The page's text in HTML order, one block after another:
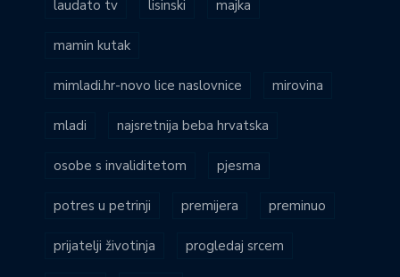
laudato tv lisinski majka
mamin kutak
mimladi.hr-novo lice naslovnice mirovina
mladi najsretnija beba hrvatska
osobe s invaliditetom pjesma
potres u petrinji premijera preminuo
prijatelji životinja progledaj srcem